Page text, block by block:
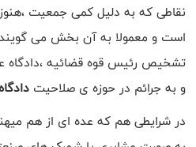
نقاطی که به دلیل کمی جمعیت
است و معمولا به آن بخش می
تشخیص رئیس قوه قضائیه
و به جرائم در حوزه ی صلاحیت
در شرایطی هم که عده ای از هم